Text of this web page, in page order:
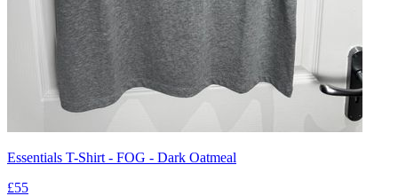
Essentials T-Shirt - FOG - Dark Oatmeal
£55